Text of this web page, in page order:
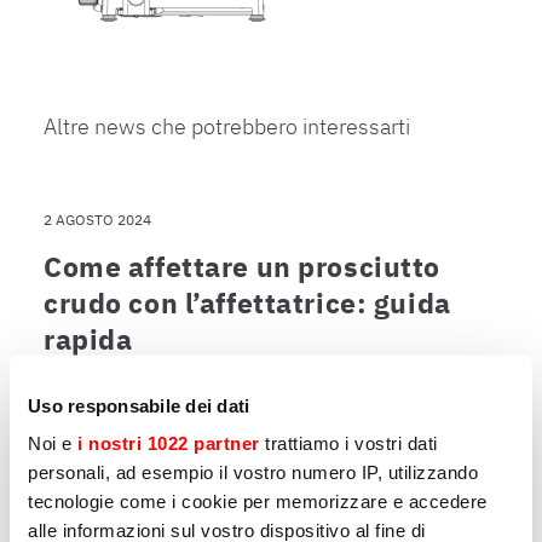
Uso responsabile dei dati
Noi e i nostri 1022 partner trattiamo i vostri dati
personali, ad esempio il vostro numero IP, utilizzando
tecnologie come i cookie per memorizzare e accedere
alle informazioni sul vostro dispositivo al fine di
Altre news che potrebbero interessarti
2 AGOSTO 2024
Come affettare un prosciutto
crudo con l’affettatrice: guida
rapida
con l’affettatrice
20 MAGGIO 2024